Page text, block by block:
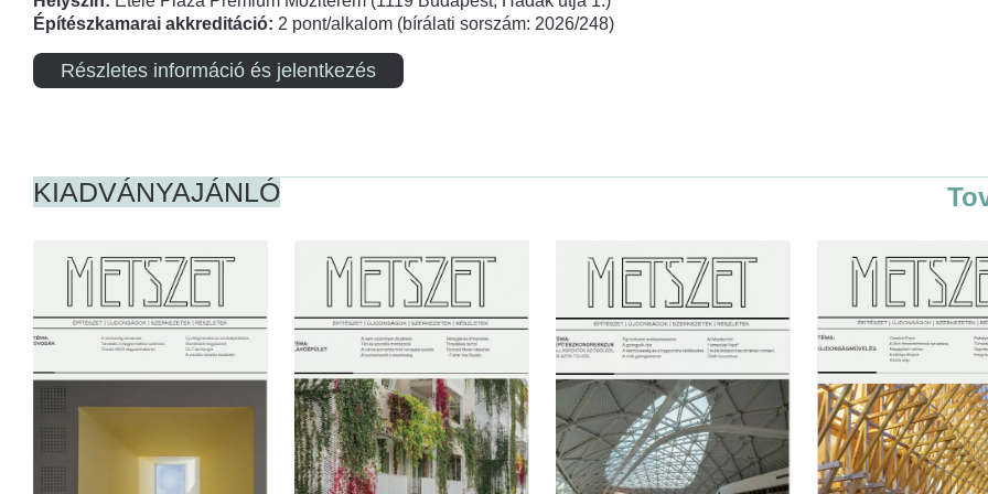
Építészkamarai akkreditáció: 2 pont/alkalom (bírálati sorszám: 2026/248)
Részletes információ és jelentkezés
KIADVÁNYAJÁNLÓ